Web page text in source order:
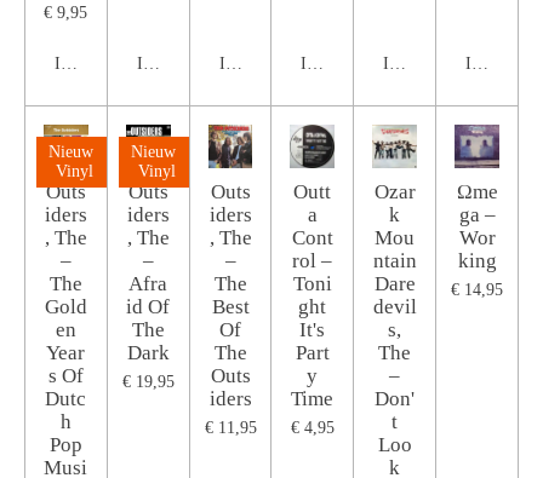
€ 9,95
In winkelwagenIn winkelwagenIn winkelwagenIn winkelwagenIn winkelwagen
In
Nieuw
Vinyl
Outs
iders
, The
–
The
Gold
en
Year
s Of
Dutc
h
Pop
Musi
Nieuw
Vinyl
Outs
iders
, The
–
Afra
id Of
The
Dark
€ 19,95
Outs
iders
, The
–
The
Best
Of
The
Outs
iders
€ 11,95
Outt
a
Cont
rol ‎–
Toni
ght
It's
Part
y
Time
€ 4,95
Ozar
k
Mou
ntain
Dare
devil
s,
The
‎–
Don'
t
Loo
k
Ωme
ga ‎–
Wor
king
€ 14,95